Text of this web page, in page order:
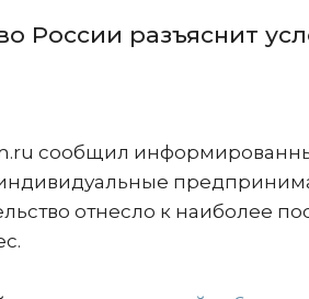
России разъяснит
сообщил
отнесло к наиболее